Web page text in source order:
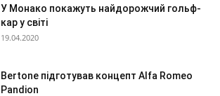
У Монако покажуть найдорожчий гольф-
кар у світі
19.04.2020
Bertone підготував концепт Alfa Romeo
Pandion